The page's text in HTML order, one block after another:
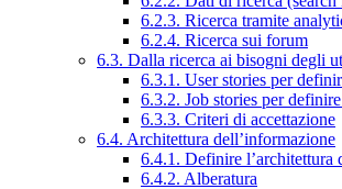
6.2.3. Ricerca tramite
6.2.4. Ricerca sui forum
6.3. Dalla ricerca ai bisogni degli
6.3.1. User stories per
6.3.2. Job stories per
6.3.3. Criteri di accettazione
6.4. Architettura dell’informazione
6.4.1. Definire l’architettura
6.4.2. Alberatura